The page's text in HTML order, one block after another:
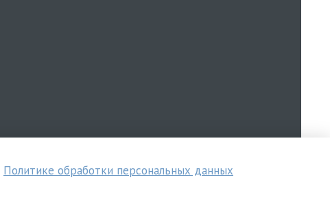
Политике обработки персональных данных